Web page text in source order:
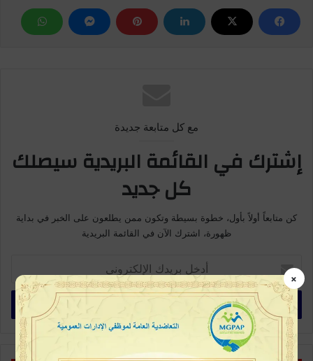
مع كل متابعة جديدة
إشترك في القائمة البريدية سيصلك
كل جديد
كن متابعاً أولاً بأول، خطوة بسيطة وتكون ممن يطلعون على الخبر في بداية
ظهورة، اشترك الآن في القائمة البريدية
خ
ب
×